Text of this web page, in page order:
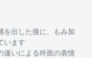
を出した後に、もみ加
います
違いによる吟面の表情